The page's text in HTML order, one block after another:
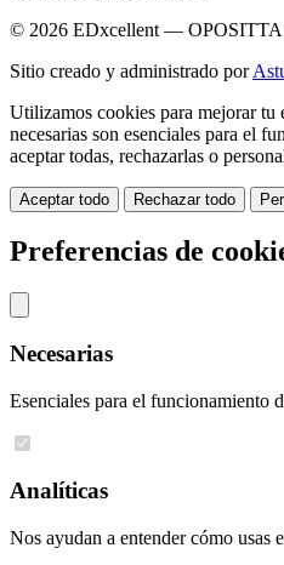
© 2026 EDxcellent —
Sitio creado y administrado por
Utilizamos cookies para mejorar tu
necesarias son esenciales para el
aceptar todas, rechazarlas o
Aceptar todo Rechazar todo
Preferencias de
Necesarias
Esenciales para el funcionamiento
Analíticas
Nos ayudan a entender cómo usas